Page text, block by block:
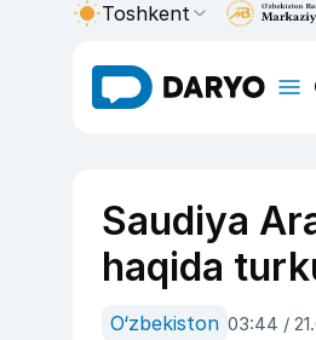
Toshkent
Saudiya
haqida
O‘zbekiston 03:44 /